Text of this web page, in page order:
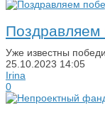
Поздравляем
Уже известны
25.10.2023 14:05
Irina
0